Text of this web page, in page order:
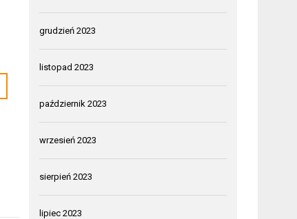
grudzień 2023
listopad 2023
październik 2023
wrzesień 2023
sierpień 2023
lipiec 2023